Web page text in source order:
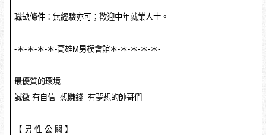
職缺條件：無經驗亦可；歡迎中年就業人士。
-＊-＊-＊-＊-高雄M男模會館＊-＊-＊-＊-＊-
最優質的環境
誠徵 有自信 想賺錢 有夢想的帥哥們
【 男 性 公 關 】